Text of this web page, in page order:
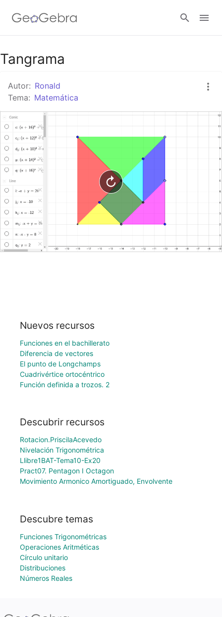
GeoGebra Classroom
Tangrama
Autor: Ronald
Tema: Matemática
Nuevos recursos
Funciones en el bachillerato
Diferencia de vectores
El punto de Longchamps
Cuadrivértice ortocéntrico
Función definida a trozos. 2
Descubrir recursos
Rotacion.PriscilaAcevedo
Nivelación Trigonométrica
Llibre1BAT-Tema10-Ex20
Pract07. Pentagon I Octagon
Movimiento Armonico Amortiguado, Envolvente
Descubre temas
Funciones Trigonométricas
Operaciones Aritméticas
Círculo unitario
Distribuciones
Números Reales